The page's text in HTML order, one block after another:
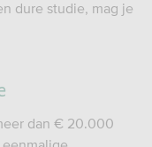
dure studie, mag je
dan € 20.000